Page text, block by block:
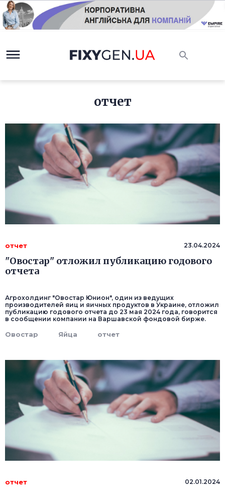
отчет
отчет 23.04.2024
"Овостар" отложил публикацию годового
отчета
Агрохолдинг "Овостар Юнион", один из ведущих
производителей яиц и яичных продуктов в Украине, отложил
публикацию годового отчета до 23 мая 2024 года, говорится
в сообщении компании на Варшавской фондовой бирже.
Овостар Яйца отчет
отчет 02.01.2024